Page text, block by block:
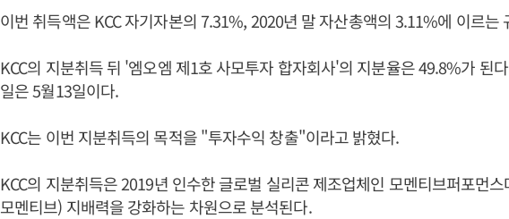
이번 취득액은 KCC 자기자본의 7.31%, 2020년 말 자산총액의 3.11%에 이르는
KCC의 지분취득 뒤 '엠오엠 제1호 사모투자 합자회사'의 지분율은 49.8%가 된
일은 5월13일이다.
KCC는 이번 지분취득의 목적을 "투자수익 창출"이라고 밝혔다.
KCC의 지분취득은 2019년 인수한 글로벌 실리콘 제조업체인 모멘티브퍼포먼
모멘티브) 지배력을 강화하는 차원으로 분석된다.